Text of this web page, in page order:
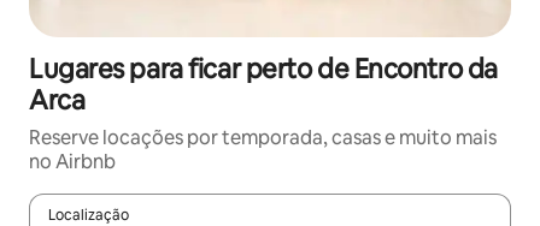
Lugares para ficar perto de Encontro da
Arca
Reserve locações por temporada, casas e muito mais
no Airbnb
Localização